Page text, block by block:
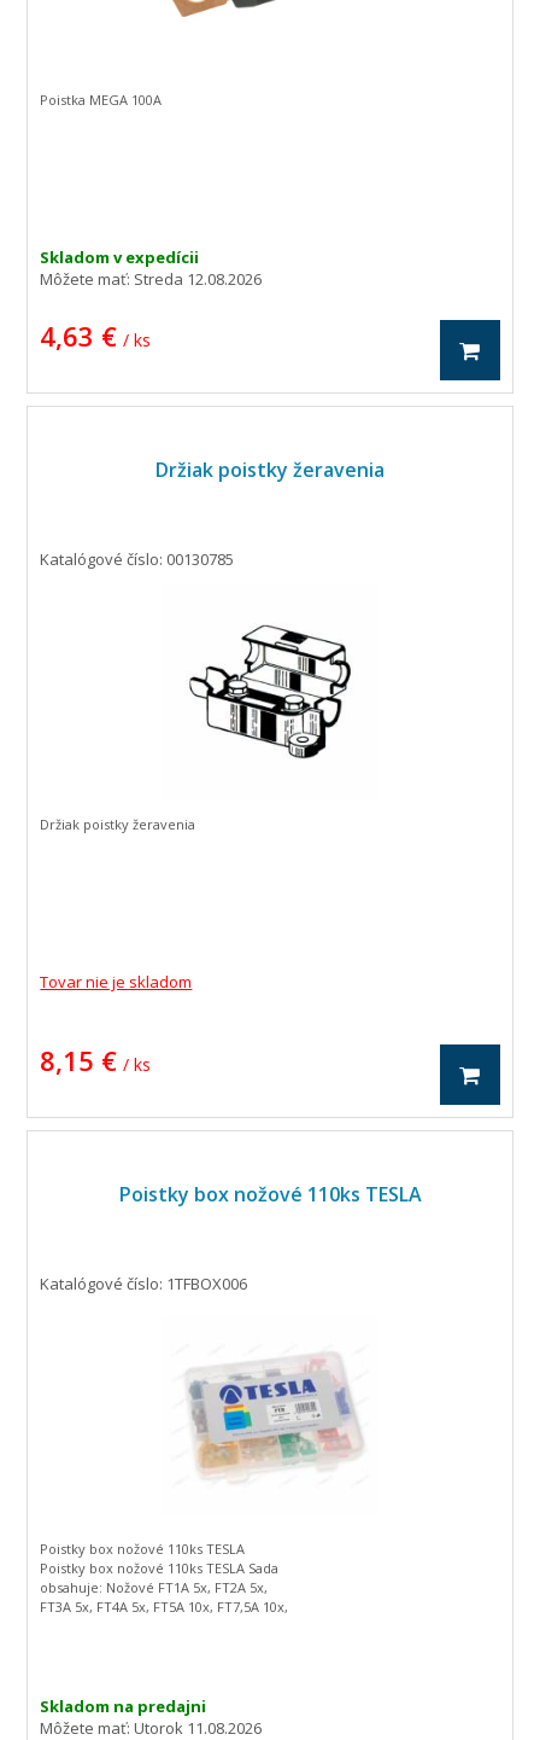
Skladom v expedícii
Môžete mať: Streda 12.08.2026
4,63 € / ks
Poistka MEGA 100A
Držiak poistky žeravenia
Katalógové číslo: 00130785
Tovar nie je skladom
8,15 € / ks
Držiak poistky žeravenia
Poistky box nožové 110ks TESLA
Katalógové číslo: 1TFBOX006
Skladom na predajni
Môžete mať:Utorok 11.08.2026
Poistky box nožové 110ks TESLA
Poistky box nožové 110ks TESLA Sada
obsahuje: Nožové FT1A 5x, FT2A 5x,
FT3A 5x, FT4A 5x, FT5A 10x, FT7,5A 10x,